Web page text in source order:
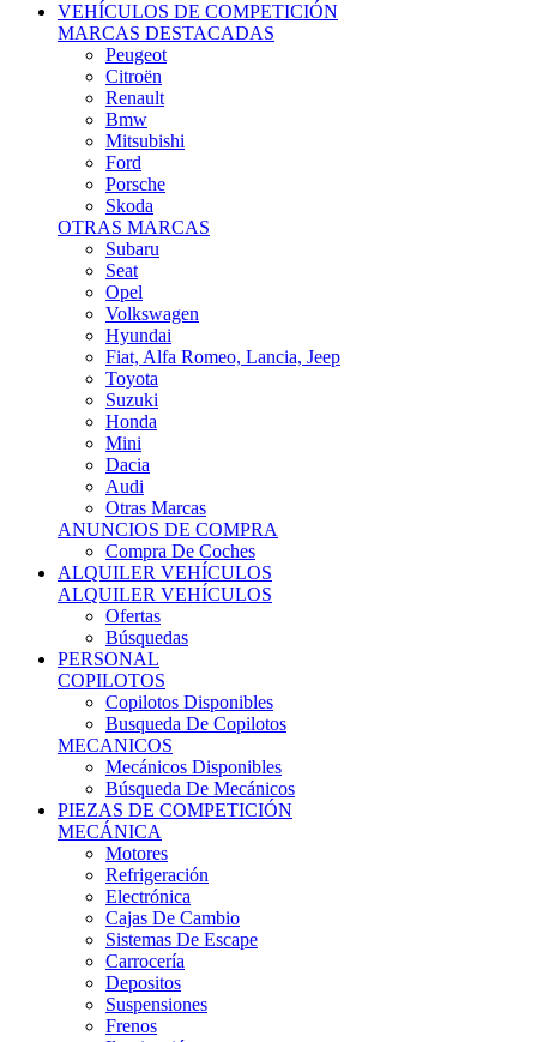
VEHÍCULOS DE COMPETICIÓN
MARCAS DESTACADAS
Peugeot
Citroën
Renault
Bmw
Mitsubishi
Ford
Porsche
Skoda
OTRAS MARCAS
Subaru
Seat
Opel
Volkswagen
Hyundai
Fiat, Alfa Romeo, Lancia, Jeep
Toyota
Suzuki
Honda
Mini
Dacia
Audi
Otras Marcas
ANUNCIOS DE COMPRA
Compra De Coches
ALQUILER VEHÍCULOS
ALQUILER VEHÍCULOS
Ofertas
Búsquedas
PERSONAL
COPILOTOS
Copilotos Disponibles
Busqueda De Copilotos
MECANICOS
Mecánicos Disponibles
Búsqueda De Mecánicos
PIEZAS DE COMPETICIÓN
MECÁNICA
Motores
Refrigeración
Electrónica
Cajas De Cambio
Sistemas De Escape
Carrocería
Depositos
Suspensiones
Frenos